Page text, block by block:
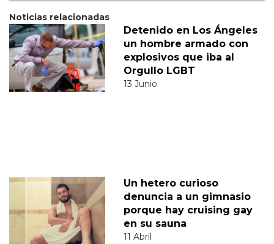
Noticias relacionadas
Detenido en Los Ángeles
un hombre armado con
explosivos que iba al
Orgullo LGBT
13 Junio
Un hetero curioso
denuncia a un gimnasio
porque hay cruising gay
en su sauna
11 Abril